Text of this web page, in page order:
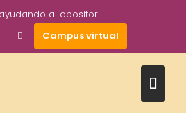
al opositor.
Campus virtual